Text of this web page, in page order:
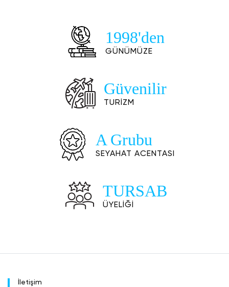
1998'den
GÜNÜMÜZE
Güvenilir
TURİZM
A Grubu
SEYAHAT ACENTASI
TURSAB
ÜYELİĞİ
İletişim